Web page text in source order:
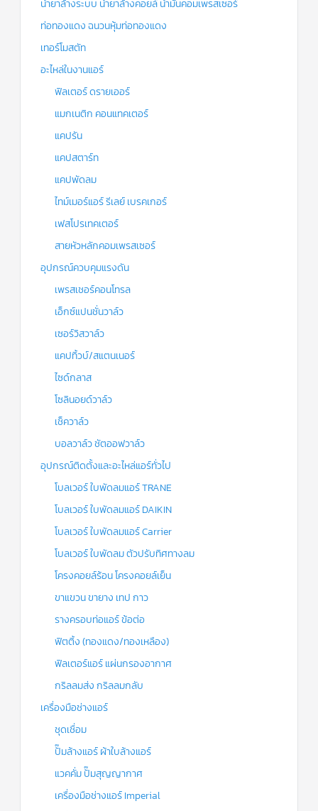
น้ำยาล้างระบบ น้ำยาล้างคอยล์ น้ำมันคอมเพรสเซอร์
ท่อทองแดง ฉนวนหุ้มท่อทองแดง
เทอร์โมสตัท
อะไหล่ในงานแอร์
ฟิลเตอร์ ดรายเออร์
แมกเนติก คอนแทคเตอร์
แคปรัน
แคปสตาร์ท
แคปพัดลม
ไทม์เมอร์แอร์ รีเลย์ เบรคเกอร์
เฟสโปรเทคเตอร์
สายหัวหลักคอมเพรสเซอร์
อุปกรณ์ควบคุมแรงดัน
เพรสเชอร์คอนโทรล
เอ็กซ์แปนชั่นวาล์ว
เซอร์วิสวาล์ว
แคปทิ้วบ์/สแตนเนอร์
ไซด์กลาส
โซลินอยด์วาล์ว
เช็ควาล์ว
บอลวาล์ว ชัตออฟวาล์ว
อุปกรณ์ติดตั้งและอะไหล่แอร์ทั่วไป
โบลเวอร์ ใบพัดลมแอร์ TRANE
โบลเวอร์ ใบพัดลมแอร์ DAIKIN
โบลเวอร์ ใบพัดลมแอร์ Carrier
โบลเวอร์ ใบพัดลม ตัวปรับทิศทางลม
โครงคอยล์ร้อน โครงคอยล์เย็น
ขาแขวน ขายาง เทป กาว
รางครอบท่อแอร์ ข้อต่อ
ฟิตติ้ง (ทองแดง/ทองเหลือง)
ฟิลเตอร์แอร์ แผ่นกรองอากาศ
กริลลมส่ง กริลลมกลับ
เครื่องมือช่างแอร์
ชุดเชื่อม
ปั๊มล้างแอร์ ผ้าใบล้างแอร์
แวคคั่ม ปั๊มสุญญากาศ
เครื่องมือช่างแอร์ Imperial